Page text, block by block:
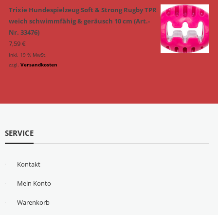
Trixie Hundespielzeug Soft & Strong Rugby TPR
weich schwimmfähig & geräusch 10 cm (Art.-
Nr. 33476)
7,59€
inkl. 19 % MwSt.
zzgl. Versandkosten
SERVICE
Kontakt
Mein Konto
Warenkorb